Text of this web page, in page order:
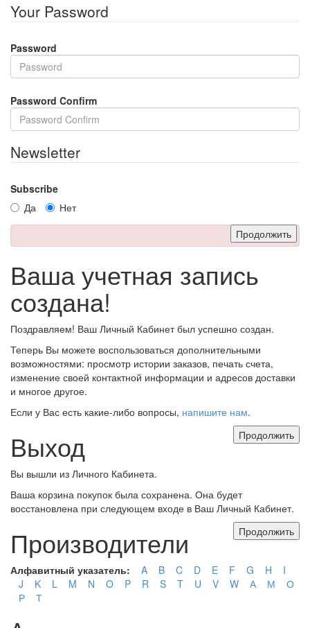
Your Password
Password
Password Confirm
Newsletter
Subscribe
Да
Нет
Продолжить
Ваша учетная запись
создана!
Поздравляем! Ваш Личный Кабинет был успешно создан.
Теперь Вы можете воспользоваться дополнительными
возможностями: просмотр истории заказов, печать счета,
изменение своей контактной информации и адресов доставки
и многое другое.
Если у Вас есть какие-либо вопросы, напишите нам.
Продолжить
Выход
Вы вышли из Личного Кабинета.
Ваша корзина покупок была сохранена. Она будет
восстановлена при следующем входе в Ваш Личный Кабинет.
Продолжить
Производители
Алфавитный указатель: A B C D E F G H
I
J
K L M N O P R S T U V W А М
О
Р
Т